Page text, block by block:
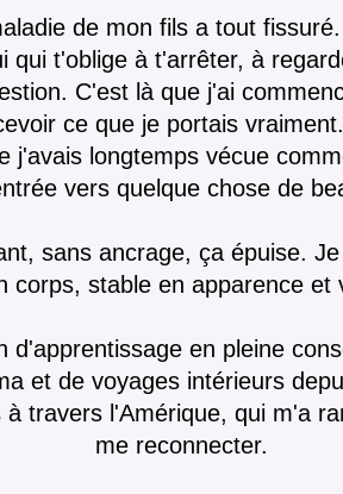
de mon fils a tout
qui t'oblige à t'arrêter, à
C'est là que j'ai
ce que je portais
j'avais longtemps vécue
vers quelque chose de
sans ancrage, ça épuise.
corps, stable en apparence et
d'apprentissage en pleine
et de voyages intérieurs
travers l'Amérique, qui m'a
me reconnecter.